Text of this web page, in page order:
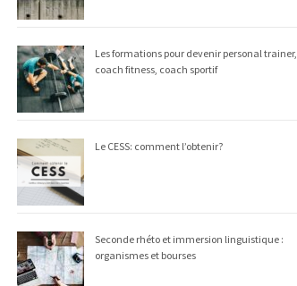
Les formations pour devenir personal trainer,
coach fitness, coach sportif
Le CESS: comment l’obtenir?
Seconde rhéto et immersion linguistique :
organismes et bourses